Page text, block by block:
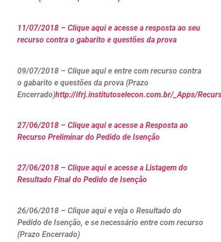
11/07/2018 – Clique aqui e acesse a resposta ao seu
recurso contra o gabarito e questões da prova
09/07/2018 – Clique aqui e entre com recurso contra
o gabarito e questões da prova (Prazo
Encerrado)http://ifrj.institutoselecon.com.br/_Apps/
27/06/2018 – Clique aqui e acesse a Resposta ao
Recurso Preliminar do Pedido de Isenção
27/06/2018 – Clique aqui e acesse a Listagem do
Resultado Final do Pedido de Isenção
26/06/2018 – Clique aqui e veja o Resultado do
Pedido de Isenção, e se necessário entre com recurso
(Prazo Encerrado)